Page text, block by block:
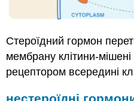
Стероїдний гормон
мембрану клітини-мішені
рецептором всередині